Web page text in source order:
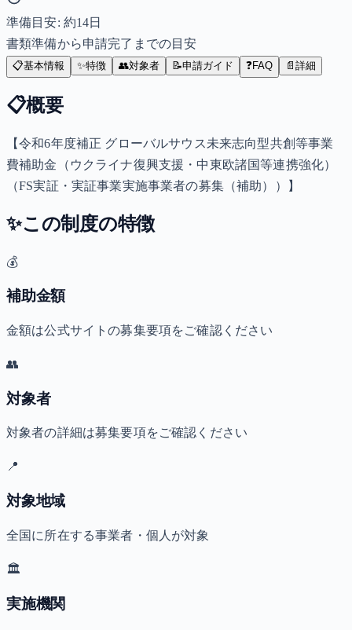
準備目安: 約14日
書類準備から申請完了までの目安
📋基本情報 ✨特徴 👥対象者 📝申請ガイド ❓FAQ 📄 詳細
📋概要
【令和6年度補正 グローバルサウス未来志向型共創等事業
費補助金（ウクライナ復興支援・中東欧諸国等連携強化）
（FS実証・実証事業実施事業者の募集（補助））】
✨この制度の特徴
💰
補助金額
金額は公式サイトの募集要項をご確認ください
👥
対象者
対象者の詳細は募集要項をご確認ください
📍
対象地域
全国に所在する事業者・個人が対象
🏛️
実施機関